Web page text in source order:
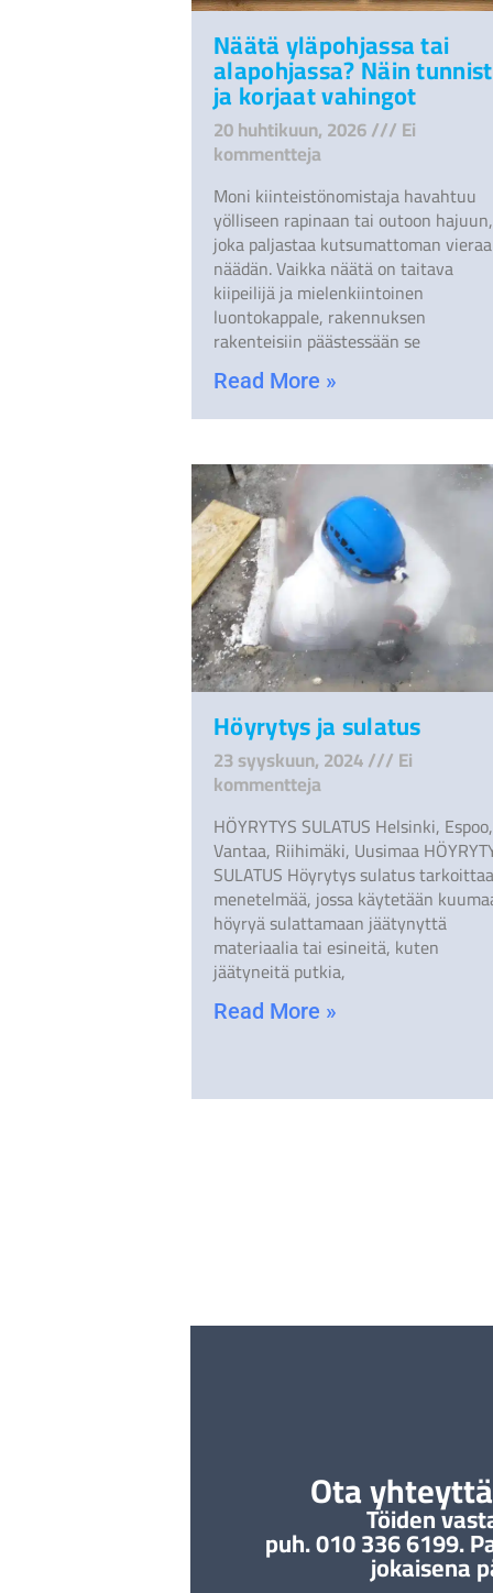
Näätä yläpohjassa tai
alapohjassa? Näin
ja korjaat vahingot
20 huhtikuun, 2026 Ei
kommentteja
Moni kiinteistönomistaja havahtuu
yölliseen rapinaan tai outoon hajuun,
joka paljastaa kutsumattoman
näädän. Vaikka näätä on taitava
kiipeilijä ja mielenkiintoinen
luontokappale, rakennuksen
rakenteisiin päästessään se
Read More »
Höyrytys ja sulatus
23 syyskuun, 2024 Ei
kommentteja
HÖYRYTYS SULATUS Helsinki, Espoo,
Vantaa, Riihimäki, Uusimaa
SULATUS Höyrytys sulatus tarkoittaa
menetelmää, jossa käytetään
höyryä sulattamaan jäätynyttä
materiaalia tai esineitä, kuten
jäätyneitä putkia,
Read More »
OtaTöiden
puh. 010 336 6199.
jokaisena